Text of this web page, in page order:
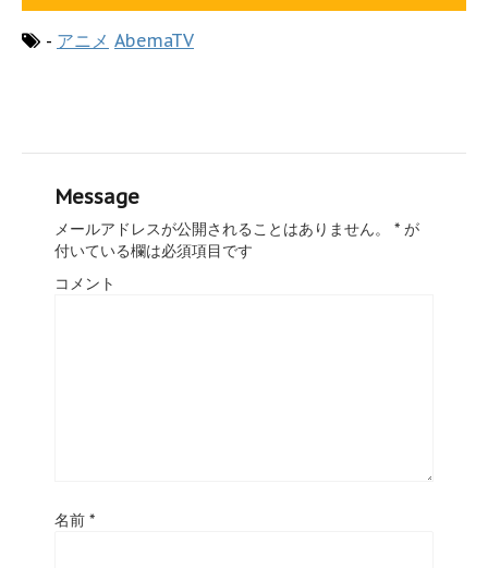
- アニメ AbemaTV
Message
メールアドレスが公開されることはありません。 * が
付いている欄は必須項目です
コメント
名前 *